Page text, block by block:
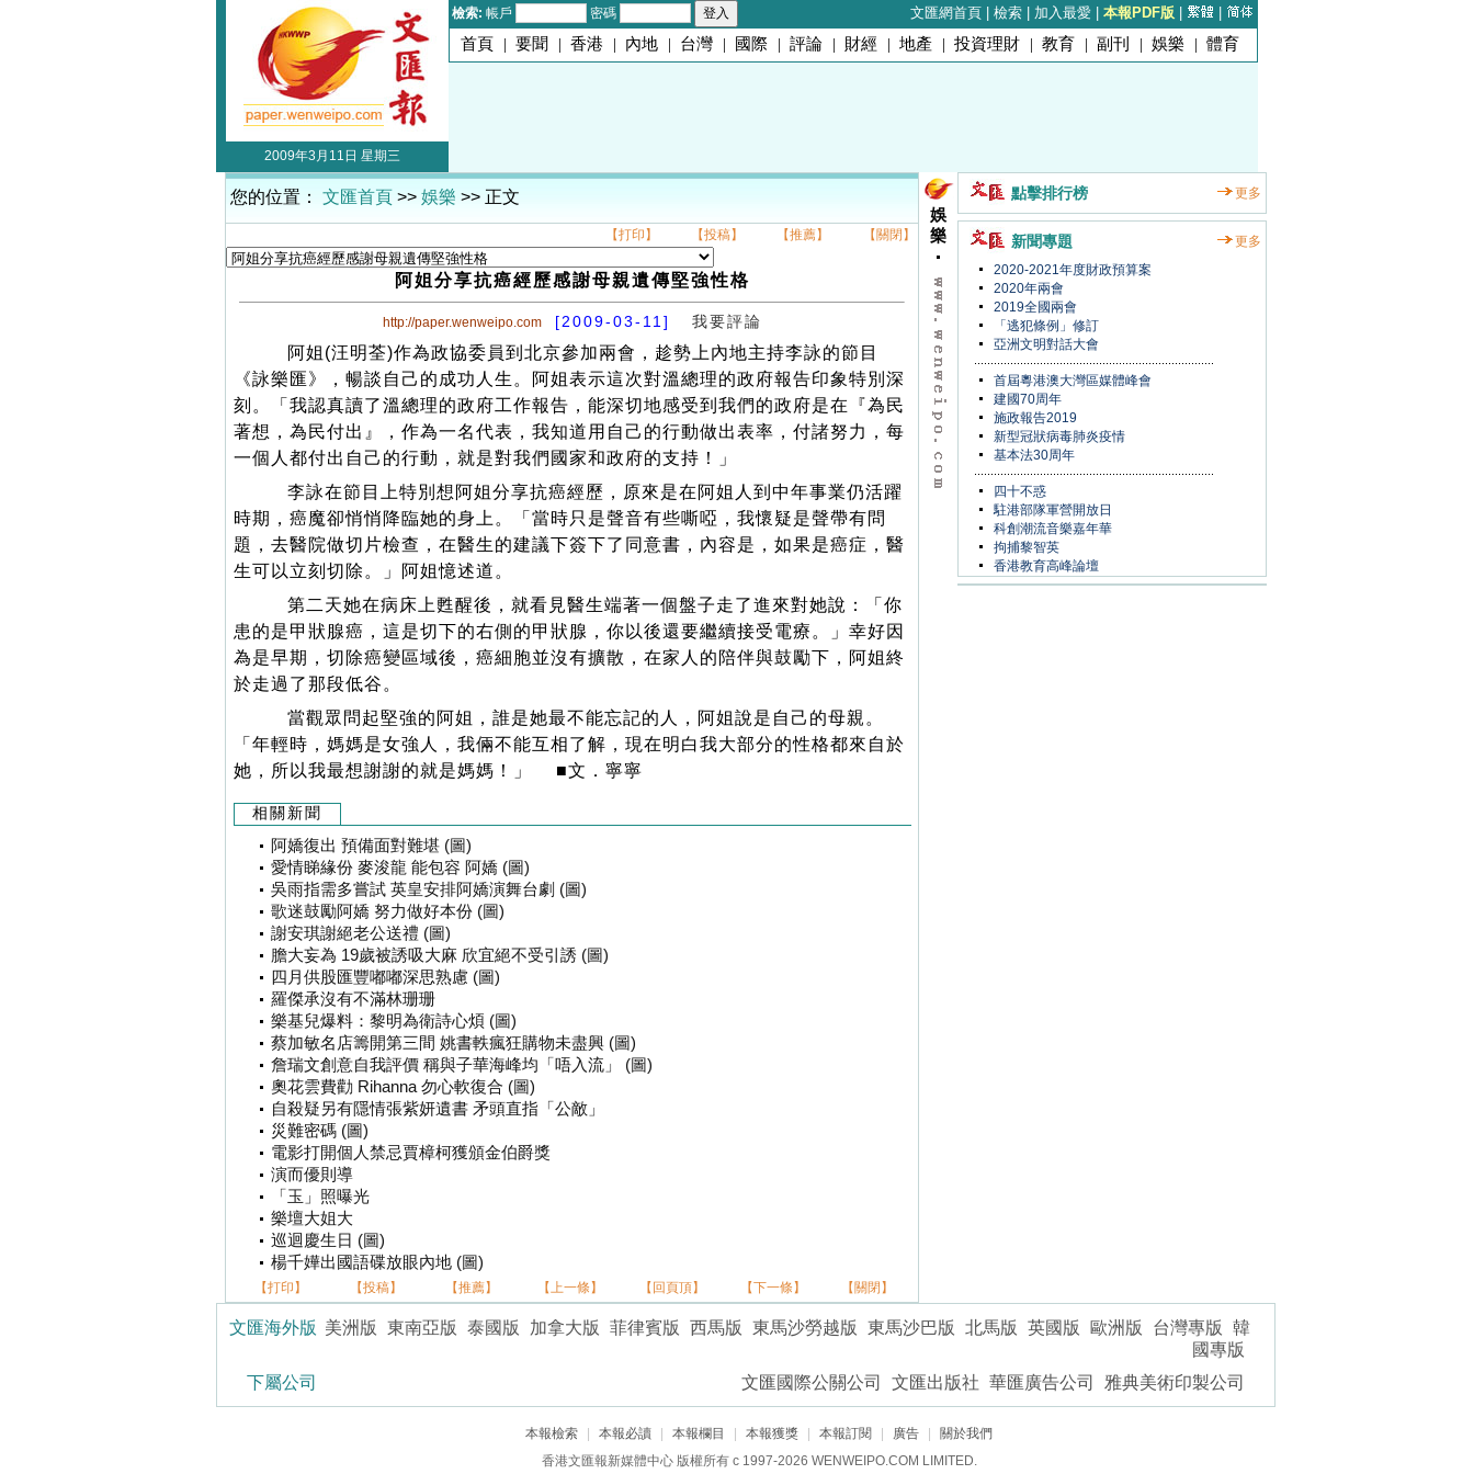
檢索: 帳戶 密碼 文匯網首頁 檢索 加入最愛 本報PDF版
首頁 | 要聞 | 香港 | 內地 | 台灣 | 國際 | 評論 | 財經 | 地產 | 投資理財 | 教育 | 副刊 | 娛樂 | 體育
2009年3月11日 星期三
您的位置： 文匯首頁 >> 娛樂 >> 正文
【打印】 【投稿】 【推薦】 【關閉】
阿姐分享抗癌經歷感謝母親遺傳堅強性格
http://paper.wenweipo.com [2009-03-11] 我要評論
阿姐(汪明荃)作為政協委員到北京參加兩會，趁勢上內地主持李詠的節目
《詠樂匯》，暢談自己的成功人生。阿姐表示這次對溫總理的政府報告印象特別深
刻。「我認真讀了溫總理的政府工作報告，能深切地感受到我們的政府是在『為民
著想，為民付出』，作為一名代表，我知道用自己的行動做出表率，付諸努力，每
一個人都付出自己的行動，就是對我們國家和政府的支持！」
李詠在節目上特別想阿姐分享抗癌經歷，原來是在阿姐人到中年事業仍活躍
時期，癌魔卻悄悄降臨她的身上。「當時只是聲音有些嘶啞，我懷疑是聲帶有問
題，去醫院做切片檢查，在醫生的建議下簽下了同意書，內容是，如果是癌症，醫
生可以立刻切除。」阿姐憶述道。
第二天她在病床上甦醒後，就看見醫生端著一個盤子走了進來對她說：「你
患的是甲狀腺癌，這是切下的右側的甲狀腺，你以後還要繼續接受電療。」幸好因
為是早期，切除癌變區域後，癌細胞並沒有擴散，在家人的陪伴與鼓勵下，阿姐終
於走過了那段低谷。
當觀眾問起堅強的阿姐，誰是她最不能忘記的人，阿姐說是自己的母親。
「年輕時，媽媽是女強人，我倆不能互相了解，現在明白我大部分的性格都來自於
她，所以我最想謝謝的就是媽媽！」 ■文．寧寧
相關新聞
阿嬌復出 預備面對難堪 (圖)
愛情睇緣份 麥浚龍 能包容 阿嬌 (圖)
吳雨指需多嘗試 英皇安排阿嬌演舞台劇 (圖)
歌迷鼓勵阿嬌 努力做好本份 (圖)
謝安琪謝絕老公送禮 (圖)
膽大妄為 19歲被誘吸大麻 欣宜絕不受引誘 (圖)
四月供股匯豐嘟嘟深思熟慮 (圖)
羅傑承沒有不滿林珊珊
樂基兒爆料：黎明為衛詩心煩 (圖)
蔡加敏名店籌開第三間 姚書軼瘋狂購物未盡興 (圖)
詹瑞文創意自我評價 稱與子華海峰均「唔入流」 (圖)
奧花雲費勸 Rihanna 勿心軟復合 (圖)
自殺疑另有隱情張紫妍遺書 矛頭直指「公敵」
災難密碼 (圖)
電影打開個人禁忌賈樟柯獲頒金伯爵獎
演而優則導
「玉」照曝光
樂壇大姐大
巡迴慶生日 (圖)
楊千嬅出國語碟放眼內地 (圖)
【打印】 【投稿】 【推薦】 【上一條】 【回頁頂】 【下一條】 【關閉】
娛
樂
點擊排行榜 更多
新聞專題
更多
2020-2021年度財政預算案
2020年兩會
2019全國兩會
「逃犯條例」修訂
亞洲文明對話大會
首屆粵港澳大灣區媒體峰會
建國70周年
施政報告2019
新型冠狀病毒肺炎疫情
基本法30周年
四十不惑
駐港部隊軍營開放日
科創潮流音樂嘉年華
拘捕黎智英
香港教育高峰論壇
文匯海外版 美洲版 東南亞版 泰國版 加拿大版 菲律賓版 西馬版 東馬沙勞越版 東馬沙巴版 北馬版 英國版 歐洲版 台灣專版
韓
國專版
下屬公司
文匯國際公關公司 文匯出版社 華匯廣告公司 雅典美術印製公司
本報檢索 本報必讀 本報欄目 本報獲獎 本報訂閱 廣告
關於我們
香港文匯報新媒體中心 版權所有 c 1997-2026 WENWEIPO.COM LIMITED.